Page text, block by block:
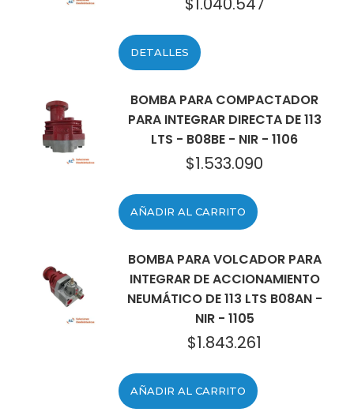
DETALLES
BOMBA PARA COMPACTADOR
PARA INTEGRAR DIRECTA DE 113
LTS - B08BE - NIR - 1106
$1.533.090
AÑADIR AL CARRITO
BOMBA PARA VOLCADOR PARA
INTEGRAR DE ACCIONAMIENTO
NEUMÁTICO DE 113 LTS B08AN -
NIR - 1105
$1.843.261
AÑADIR AL CARRITO